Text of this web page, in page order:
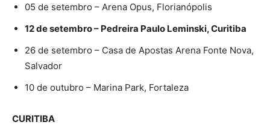
05 de setembro – Arena Opus, Florianópolis
12 de setembro – Pedreira Paulo Leminski, Curitiba
26 de setembro – Casa de Apostas Arena Fonte Nova,
Salvador
10 de outubro – Marina Park, Fortaleza
CURITIBA